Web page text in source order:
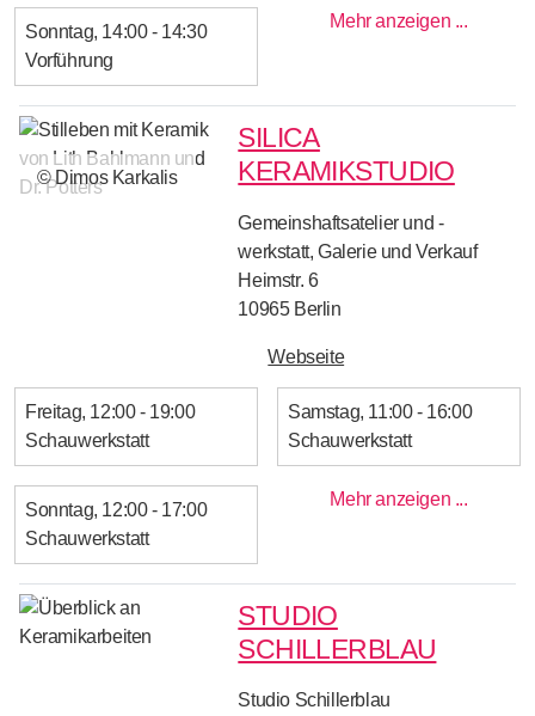
Sonntag 14:00 - 14:30
Vorführung
Mehr anzeigen ...
© Dimos Karkalis
SILICA
KERAMIKSTUDIO
Gemeinshaftsatelier und -
werkstatt, Galerie und Verkauf
Heimstr. 6
10965 Berlin
Webseite
Freitag 12:00 - 19:00
Schauwerkstatt
Samstag 11:00 - 16:00
Schauwerkstatt
Sonntag 12:00 - 17:00
Schauwerkstatt
Mehr anzeigen ...
STUDIO
SCHILLERBLAU
Studio Schillerblau